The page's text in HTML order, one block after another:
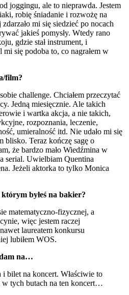
joggingu, ale to nieprawda. Jestem
robię śniadanie i rozwożę na
mi się siedzieć po nocach
jakieś pomysły. Wtedy rano
gdzie stał instrument, i
mi się podoba to, co nagrałem w
film?
challenge. Chciałem przeczytać
Jedną miesięcznie. Ale takich
i wartka akcja, a nie takich,
rozpoznania, leczenie,
umieralność itd. Nie udało mi się
blisko. Teraz kończę sagę o
że bardzo mało Wiedźmina w
serial. Uwielbiam Quentina
Jeżeli aktorka to tylko Monica
byłeś na bakier?
matematyczno-fizycznej, a
więc jestem raczej
laureatem konkursu
lubiłem WOS.
na…
bilet na koncert. Właściwie to
w tych butach na ten koncert…